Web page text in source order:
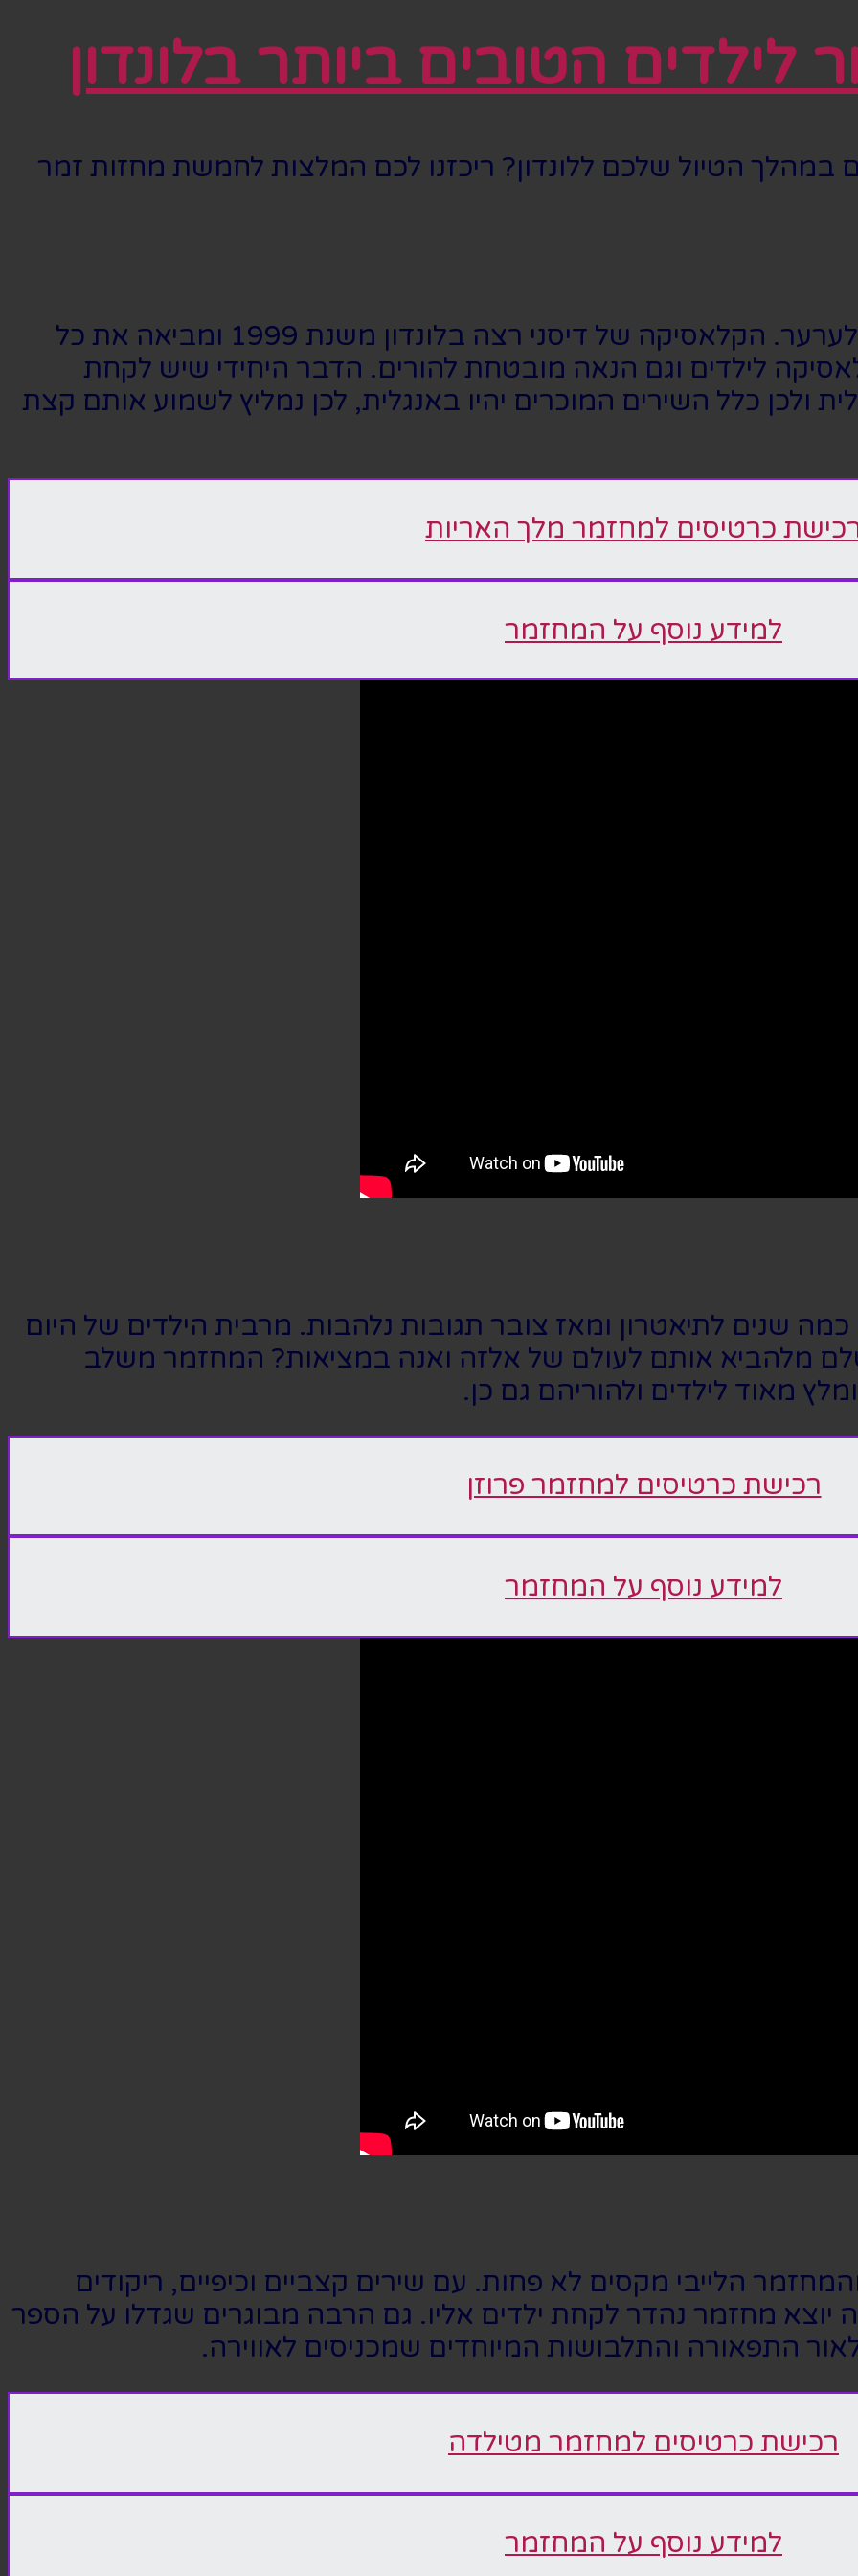
הטובים ביותר בלונדון
במהלך הטיול שלכם ללונדון? ריכזנו לכם המלצות לחמשת מחזות זמר
אין מה לעשות, עם הצלחה אי אפשר לערער. הקלאסיקה של דיסני רצה בלונדון משנת 1999 ומביאה את כל
לילדים וגם הנאה מובטחת להורים. הדבר היחידי שיש לקחת
ולכן כלל השירים המוכרים יהיו באנגלית, לכן נמליץ לשמוע אותם קצת
כרטיסים למחזמר מלך האריות
למידע נוסף על המחזמר
כמה שנים לתיאטרון ומאז צובר תגובות נלהבות. מרבית הילדים של היום
מלהביא אותם לעולם של אלזה ואנה במציאות? המחזמר משלב
מאוד לילדים ולהוריהם גם כן.
רכישת כרטיסים למחזמר פרוזן
למידע נוסף על המחזמר
הלייבי מקסים לא פחות. עם שירים קצביים וכיפיים, ריקודים
יוצא מחזמר נהדר לקחת ילדים אליו. גם הרבה מבוגרים שגדלו על הספר
התפאורה והתלבושות המיוחדים שמכניסים לאווירה.
רכישת כרטיסים למחזמר מטילדה
למידע נוסף על המחזמר